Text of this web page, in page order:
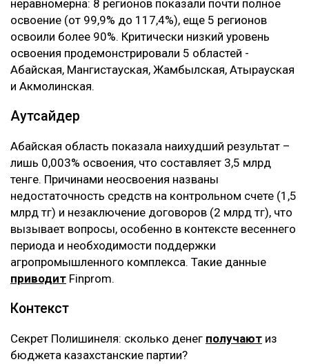
неравномерна: 8 регионов показали почти полное
освоение (от 99,9% до 117,4%), еще 5 регионов
освоили более 90%. Критически низкий уровень
освоения продемонстрировали 5 областей -
Абайская, Мангистауская, Жамбылская, Атырауская
и Акмолинская.
Аутсайдер
Абайская область показала наихудший результат –
лишь 0,003% освоения, что составляет 3,5 млрд
тенге. Причинами неосвоения названы
недостаточность средств на контрольном счете (1,5
млрд тг) и незаключение договоров (2 млрд тг), что
вызывает вопросы, особенно в контексте весеннего
периода и необходимости поддержки
агропромышленного комплекса. Такие данные
приводит Finprom.
Контекст
Секрет Полишинеля: сколько денег получают из
бюджета казахстанские партии?